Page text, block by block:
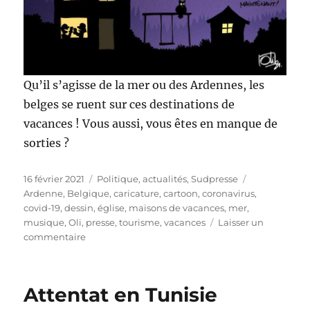
Qu’il s’agisse de la mer ou des Ardennes, les
belges se ruent sur ces destinations de
vacances ! Vous aussi, vous êtes en manque de
sorties ?
Publié
le
16 février 2021 Catégories
Politique, actualités,Sudpresse
Ardenne, Belgique,caricature,cartoon,coronavirus,
covid-19,dessin,église, maisons de vacances, mer,
musique,Oli, presse,tourisme,vacances
Laisser un
commentairesur
l’Ardenne
Attentat en Tunisie